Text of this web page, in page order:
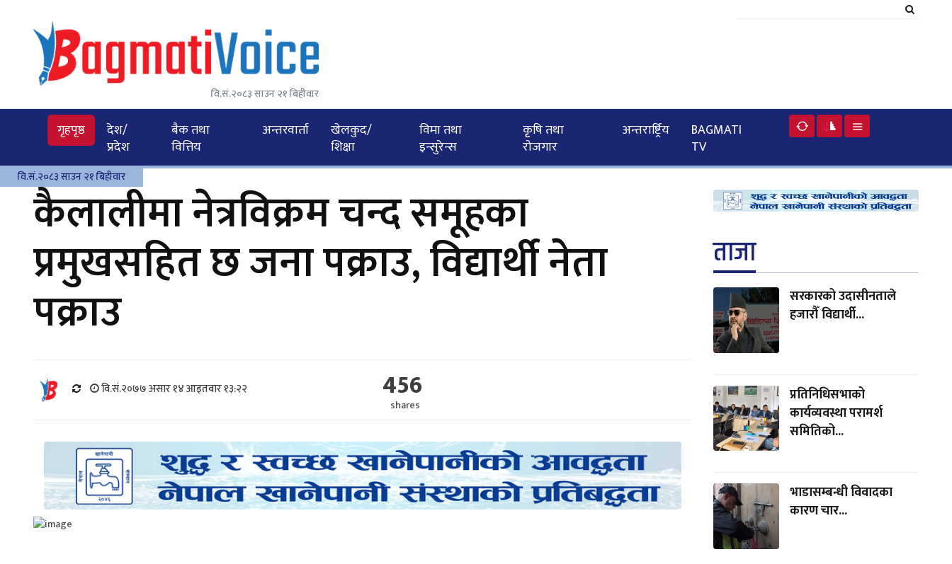
वि.सं.२०८३ साउन २१ बिहीवार
गृहपृष्ठ
देश/
प्रदेश
बैक तथा
वित्तिय
अन्तरवार्ता
खेलकुद/
शिक्षा
विमा तथा
इन्सुरेन्स
कृृषि तथा
राेजगार
अन्तरार्ष्ट्रिय
BAGMATI
TV
वि.सं.२०८३ साउन २१ बिहीवार
कैलालीमा नेत्रविक्रम चन्द समूहका
प्रमुखसहित छ जना पक्राउ, विद्यार्थी नेता
पक्राउ
वि.सं.२०७७ असार १४ आइतवार १३:२२ 456
shares
ताजा
सरकारको उदासीनताले
हजारौँ विद्यार्थी...
प्रतिनिधिसभाको
कार्यव्यवस्था परामर्श
समितिको...
भाडासम्बन्धी विवादका
कारण चार...